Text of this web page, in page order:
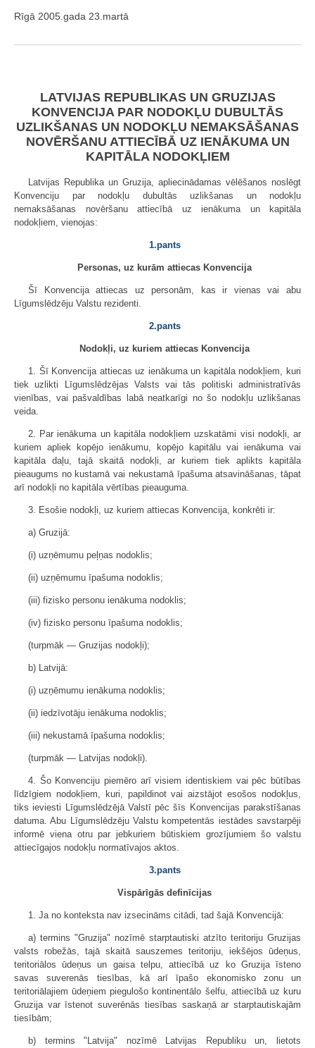
Rīgā 2005.gada 23.martā
LATVIJAS REPUBLIKAS UN GRUZIJAS
KONVENCIJA PAR NODOKĻU DUBULTĀS
UZLIKŠANAS UN NODOKĻU NEMAKSĀŠANAS
NOVĒRŠANU ATTIECĪBĀ UZ IENĀKUMA UN
KAPITĀLA NODOKĻIEM
Latvijas Republika un Gruzija, apliecinādamas vēlēšanos noslēgt
Konvenciju par nodokļu dubultās uzlikšanas un nodokļu
nemaksāšanas novēršanu attiecībā uz ienākuma un kapitāla
nodokļiem, vienojas:
1.pants
Personas, uz kurām attiecas Konvencija
Šī Konvencija attiecas uz personām, kas ir vienas vai abu
Līgumslēdzēju Valstu rezidenti.
2.pants
Nodokļi, uz kuriem attiecas Konvencija
1. Šī Konvencija attiecas uz ienākuma un kapitāla nodokļiem, kuri
tiek uzlikti Līgumslēdzējas Valsts vai tās politiski administratīvās
vienības, vai pašvaldības labā neatkarīgi no šo nodokļu uzlikšanas
veida.
2. Par ienākuma un kapitāla nodokļiem uzskatāmi visi nodokļi, ar
kuriem apliek kopējo ienākumu, kopējo kapitālu vai ienākuma vai
kapitāla daļu, tajā skaitā nodokļi, ar kuriem tiek aplikts kapitāla
pieaugums no kustamā vai nekustamā īpašuma atsavināšanas, tāpat
arī nodokļi no kapitāla vērtības pieauguma.
3. Esošie nodokļi, uz kuriem attiecas Konvencija, konkrēti ir:
a) Gruzijā:
(i) uzņēmumu peļņas nodoklis;
(ii) uzņēmumu īpašuma nodoklis;
(iii) fizisko personu ienākuma nodoklis;
(iv) fizisko personu īpašuma nodoklis;
(turpmāk — Gruzijas nodokļi);
b) Latvijā:
(i) uzņēmumu ienākuma nodoklis;
(ii) iedzīvotāju ienākuma nodoklis;
(iii) nekustamā īpašuma nodoklis;
(turpmāk — Latvijas nodokļi).
4. Šo Konvenciju piemēro arī visiem identiskiem vai pēc būtības
līdzīgiem nodokļiem, kuri, papildinot vai aizstājot esošos nodokļus,
tiks ieviesti Līgumslēdzējā Valstī pēc šīs Konvencijas parakstīšanas
datuma. Abu Līgumslēdzēju Valstu kompetentās iestādes savstarpēji
informē viena otru par jebkuriem būtiskiem grozījumiem šo valstu
attiecīgajos nodokļu normatīvajos aktos.
3.pants
Vispārīgās definīcijas
1. Ja no konteksta nav izsecināms citādi, tad šajā Konvencijā:
a) termins "Gruzija" nozīmē starptautiski atzīto teritoriju Gruzijas
valsts robežās, tajā skaitā sauszemes teritoriju, iekšējos ūdeņus,
teritoriālos ūdeņus un gaisa telpu, attiecībā uz ko Gruzija īsteno
savas suverenās tiesības, kā arī īpašo ekonomisko zonu un
teritoriālajiem ūdeņiem piegulošo kontinentālo šelfu, attiecībā uz kuru
Gruzija var īstenot suverēnās tiesības saskaņā ar starptautiskajām
tiesībām;
b) termins "Latvija" nozīmē Latvijas Republiku un, lietots